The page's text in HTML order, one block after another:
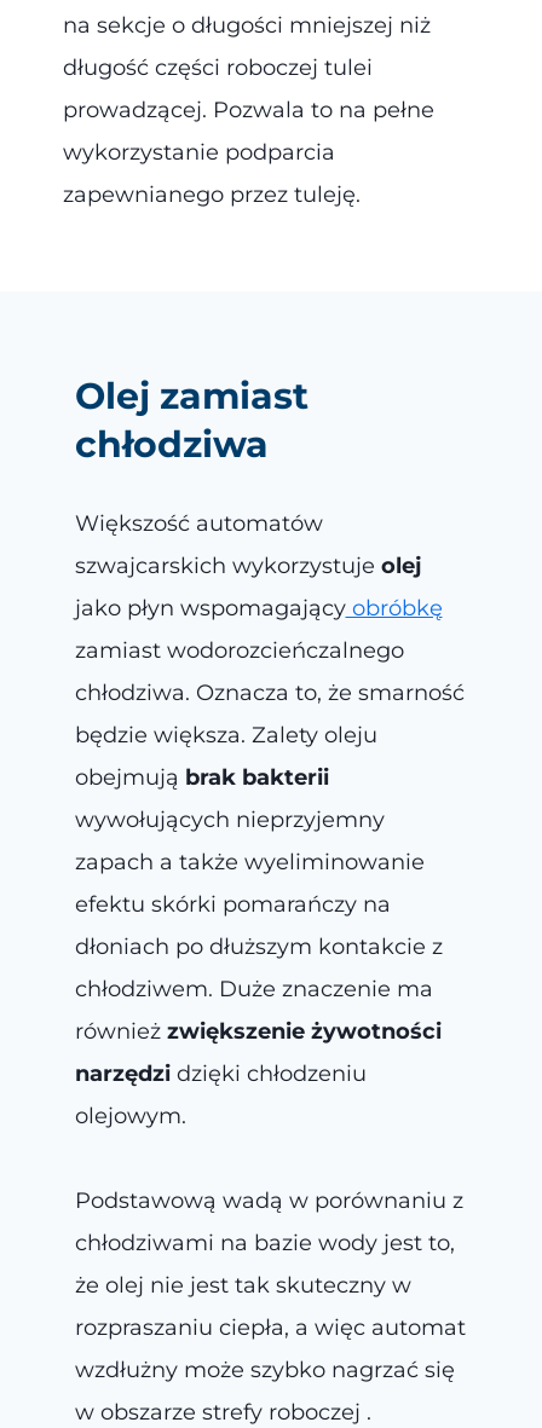
na sekcje o długości mniejszej niż
długość części roboczej tulei
prowadzącej. Pozwala to na pełne
wykorzystanie podparcia
zapewnianego przez tuleję.
Olej zamiast
chłodziwa
Większość automatów
szwajcarskich wykorzystuje olej
jako płyn wspomagającyobróbkę
zamiast wodorozcieńczalnego
chłodziwa. Oznacza to, że smarność
będzie większa. Zalety oleju
obejmują brak bakterii
wywołujących nieprzyjemny
zapach a także wyeliminowanie
efektu skórki pomarańczy na
dłoniach po dłuższym kontakcie z
chłodziwem. Duże znaczenie ma
również zwiększenie żywotności
narzędzidzięki chłodzeniu
olejowym.
Podstawową wadą w porównaniu z
chłodziwami na bazie wody jest to,
że olej nie jest tak skuteczny w
rozpraszaniu ciepła, a więc automat
wzdłużny może szybko nagrzać się
w obszarze strefy roboczej .